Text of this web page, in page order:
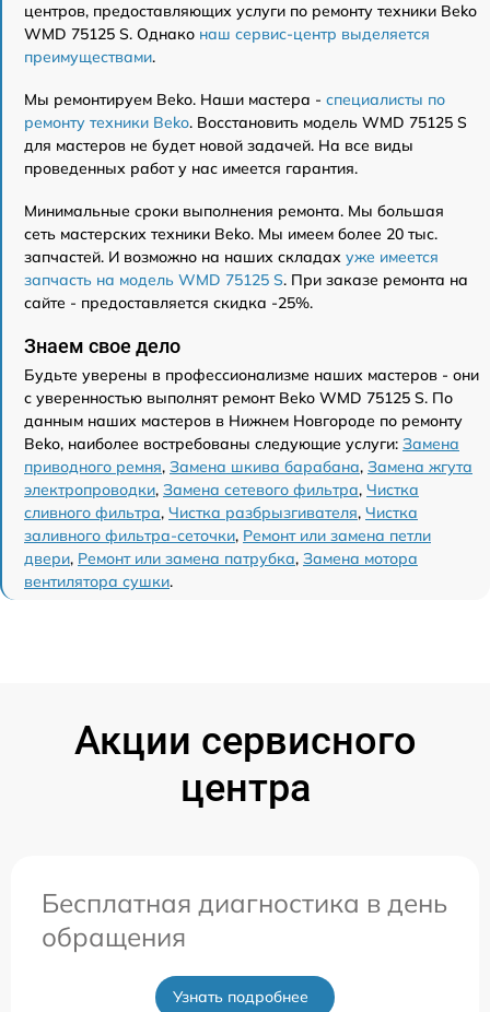
центров, предоставляющих услуги по ремонту техники Beko
WMD 75125 S. Однако наш сервис-центр выделяется
преимуществами.
Мы ремонтируем Beko. Наши мастера - специалисты по
ремонту техники Beko. Восстановить модель WMD 75125 S
для мастеров не будет новой задачей. На все виды
проведенных работ у нас имеется гарантия.
Минимальные сроки выполнения ремонта. Мы большая
сеть мастерских техники Beko. Мы имеем более 20 тыс.
запчастей. И возможно на наших складах уже имеется
запчасть на модель WMD 75125 S. При заказе ремонта на
сайте - предоставляется скидка -25%.
Знаем свое дело
Будьте уверены в профессионализме наших мастеров - они
с уверенностью выполнят ремонт Beko WMD 75125 S. По
данным наших мастеров в Нижнем Новгороде по ремонту
Beko, наиболее востребованы следующие услуги: Замена
приводного ремня, Замена шкива барабана, Замена жгута
электропроводки, Замена сетевого фильтра, Чистка
сливного фильтра, Чистка разбрызгивателя, Чистка
заливного фильтра-сеточки, Ремонт или замена петли
двери, Ремонт или замена патрубка, Замена мотора
вентилятора сушки.
Акции сервисного
центра
Бесплатная диагностика в день
обращения
Узнать подробнее